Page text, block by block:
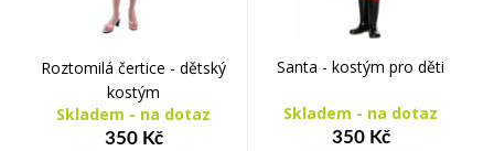
Roztomilá čertice - dětský
kostým
Skladem - na dotaz
350 Kč
Santa - kostým pro děti
Skladem - na dotaz
350 Kč